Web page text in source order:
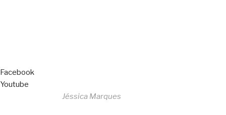
Facebook
Youtube
Jéssica Marques